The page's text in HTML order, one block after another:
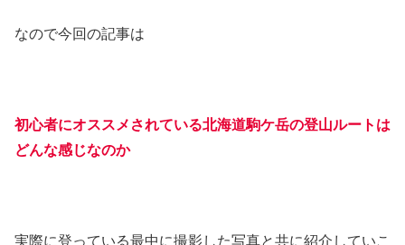
なので今回の記事は
初心者にオススメされている北海道駒ケ岳の登山ルートは
どんな感じなのか
実際に登っている最中に撮影した写真と共に紹介していこ